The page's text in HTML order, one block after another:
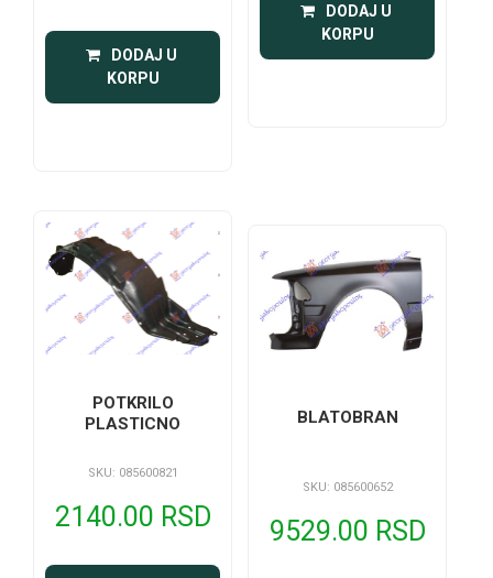
DODAJ U
KORPU
DODAJ U
KORPU
POTKRILO
PLASTICNO
SKU: 085600821
2140.00 RSD
BLATOBRAN
SKU: 085600652
9529.00 RSD